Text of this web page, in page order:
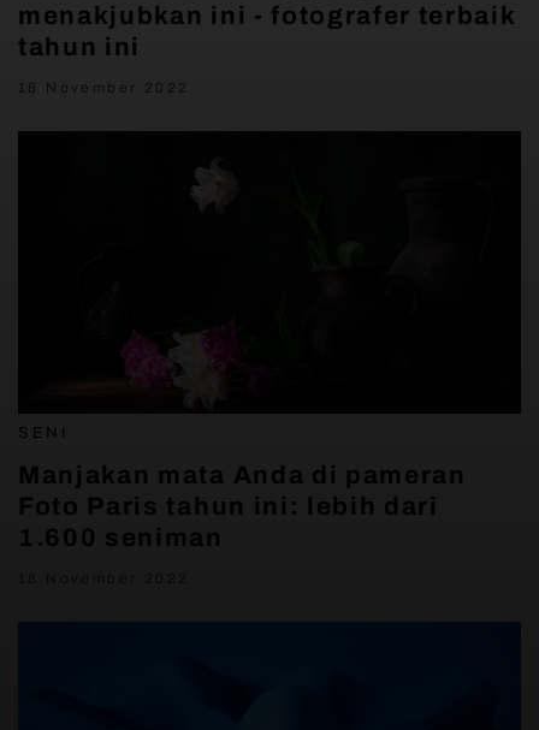
menakjubkan ini - fotografer terbaik
tahun ini
18 November 2022
SENI
Manjakan mata Anda di pameran
Foto Paris tahun ini: lebih dari
1.600 seniman